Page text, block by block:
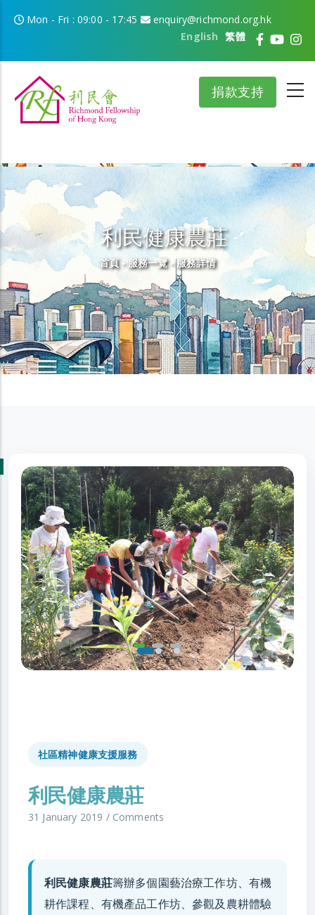
Mon - Fri : 09:00 - 17:45
enquiry@richmond.org.hk
繁體
English
捐款支持
利民健康農莊
導航連結
首頁 -服務一覽 -服務詳情
社區精神健康支援服務
利民健康農莊
31 January 2019 / Comments
利民健康農莊籌辦多個園藝治療工作坊、有機
耕作課程、有機產品工作坊、參觀及農耕體驗